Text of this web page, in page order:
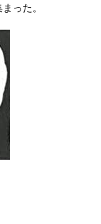
った。